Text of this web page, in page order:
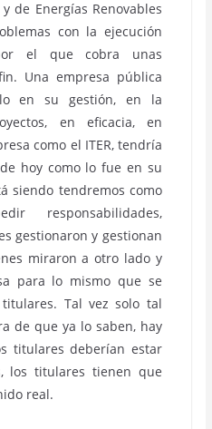
de Energías Renovables
con la ejecución
el que cobra unas
Una empresa pública
en su gestión, en la
en eficacia, en
como el ITER, tendría
hoy como lo fue en su
siendo tendremos como
responsabilidades,
gestionaron y gestionan
miraron a otro lado y
para lo mismo que se
Tal vez solo tal
de que ya lo saben, hay
titulares deberían estar
los titulares tienen que
real.